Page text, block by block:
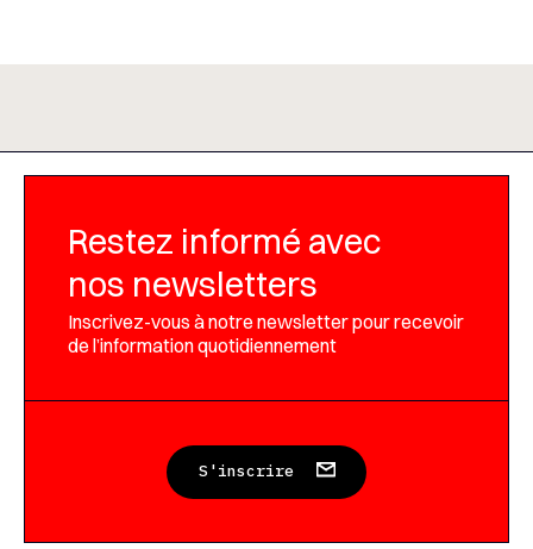
Restez informé avec
nos newsletters
Inscrivez-vous à notre newsletter pour recevoir
de l’information quotidiennement
S'inscrire